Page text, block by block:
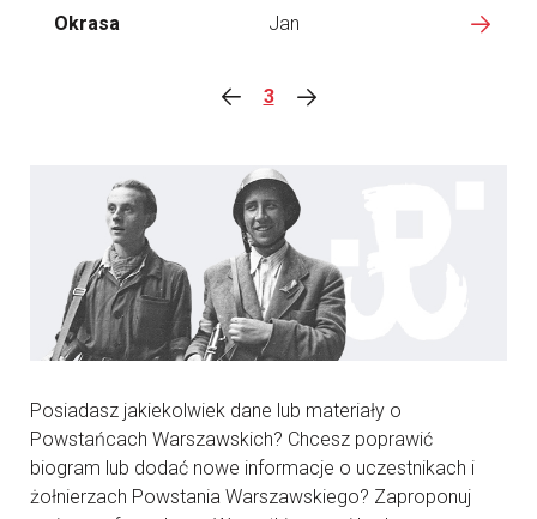
Okrasa Jan
3
Posiadasz jakiekolwiek dane lub materiały o
Powstańcach Warszawskich? Chcesz poprawić
biogram lub dodać nowe informacje o uczestnikach i
żołnierzach Powstania Warszawskiego? Zaproponuj